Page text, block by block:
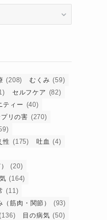
(208) むくみ (59)
セルフケア (82)
ティー (40)
リの害 (270)
性 (175) 吐血 (4)
(20)
(164)
(11)
（筋肉・関節）
(93)
目の病気 (50)